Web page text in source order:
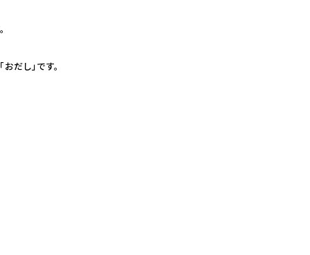
だし」です。